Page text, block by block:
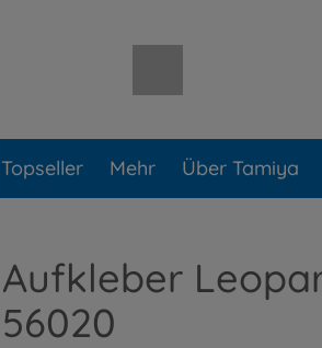
Topseller Mehr Über Tamiya
Aufkleber
56020